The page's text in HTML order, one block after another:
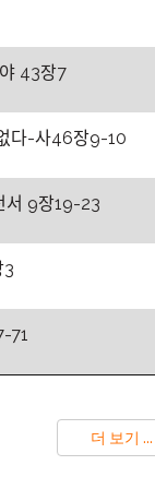
43장7
없다-사46장9-10
9장19-23
71
더 보기 ...